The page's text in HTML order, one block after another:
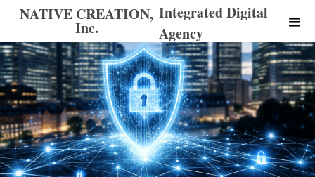
NATIVE CREATION,
Inc.
Integrated Digital
Agency